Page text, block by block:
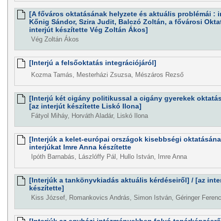
[A főváros oktatásának helyzete és aktuális problémái :
Kőnig Sándor, Szira Judit, Balczó Zoltán, a fővárosi
interjút készítette Vég Zoltán Ákos]
Vég Zoltán Ákos
[Interjú a felsőoktatás integrációjáról]
Kozma Tamás, Mesterházi Zsuzsa, Mészáros Rezső
[Interjú két cigány politikussal a cigány gyerekek
[az interjút készítette Liskó Ilona]
Fátyol Miháy, Horváth Aladár, Liskó Ilona
[Interjúk a kelet-európai országok kisebbségi
interjúkat Imre Anna készítette
Ipóth Barnabás, Lászlóffy Pál, Hullo István, Imre Anna
[Interjúk a tankönyvkiadás aktuális kérdéseiről] / [az
készítette]
Kiss József, Romankovics András, Simon István, Géringer